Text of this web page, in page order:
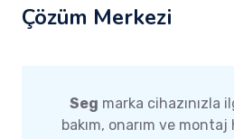
Çözüm Merkezi
Seg marka cihazınızla
bakım, onarım ve